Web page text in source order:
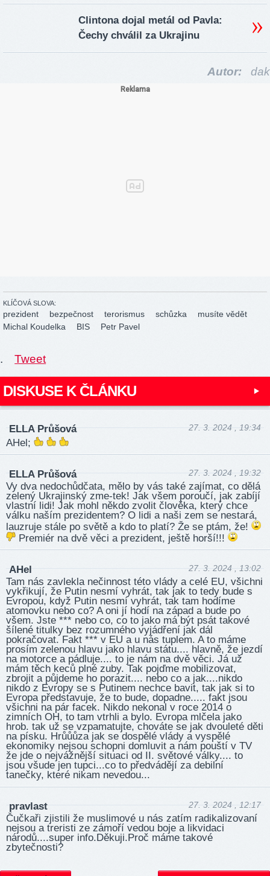
Clintona dojal metál od Pavla:
Čechy chválil za Ukrajinu
Autor: dak
KLÍČOVÁ SLOVA:
prezident bezpečnost terorismus schůzka
musíte vědět
Michal Koudelka
BIS Petr Pavel
. Tweet
DISKUSE K ČLÁNKU
ELLA Průšová 27. 3. 2024 , 19:34
AHel;
ELLA Průšová 27. 3. 2024 , 19:32
Vy dva nedochůdčata, mělo by vás také zajímat, co dělá
zelený Ukrajinský zme-tek! Jak všem poroučí, jak zabíjí
vlastní lidi! Jak mohl někdo zvolit člověka, který chce
válku naším prezidentem? O lidi a naši zem se nestará,
lauzruje stále po světě a kdo to platí? Že se ptám, že!
Premiér na dvě věci a prezident, ještě horší!!!
AHel 27. 3. 2024 , 13:02
Tam nás zavlekla nečinnost této vlády a celé EU, všichni
vykřikují, že Putin nesmí vyhrát, tak jak to tedy bude s
Evropou, když Putin nesmí vyhrát, tak tam hodíme
atomovku nebo co? A oni jí hodí na západ a bude po
všem. Jste *** nebo co, co to jako má být psát takové
šílené titulky bez rozumného vyjádření jak dál
pokračovat. Fakt *** v EU a u nás tuplem. A to máme
prosím zelenou hlavu jako hlavu státu.... hlavně, že jezdí
na motorce a pádluje.... to je nám na dvě věci. Já už
mám těch keců plné zuby. Tak pojďme mobilizovat,
zbrojit a půjdeme ho porazit.... nebo co a jak....nikdo
nikdo z Evropy se s Putinem nechce bavit, tak jak si to
Evropa představuje, že to bude, dopadne..... fakt jsou
všichni na pár facek. Nikdo nekonal v roce 2014 o
zimních OH, to tam vtrhli a bylo. Evropa mlčela jako
hrob. tak už se vzpamatujte, chováte se jak dvouleté děti
na písku. Hrůůůza jak se dospělé vlády a vyspělé
ekonomiky nejsou schopni domluvit a nám pouští v TV
že jde o nejvážnější situaci od II. světové války.... to
jsou všude jen tupci...co to předvádějí za debilní
tanečky, které nikam nevedou...
pravlast 27. 3. 2024 , 12:17
Čučkaři zjistili že muslimové u nás zatím radikalizovaní
nejsou a treristi ze zámoří vedou boje a likvidaci
národů....super info.Děkuji.Proč máme takové
zbytečnosti?